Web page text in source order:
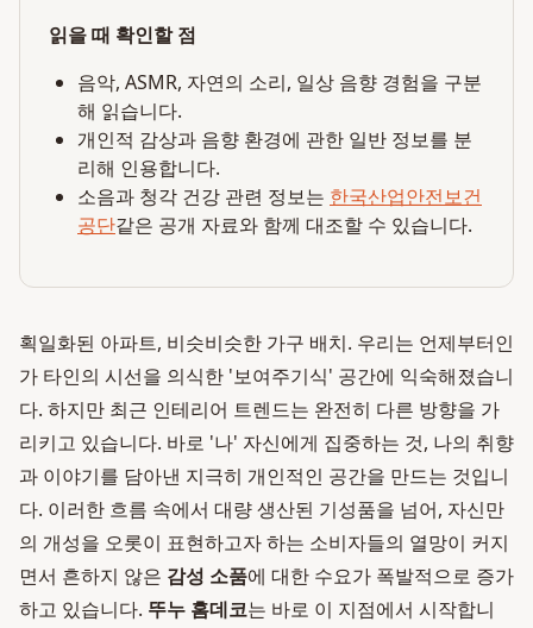
읽을 때 확인할 점
음악, ASMR, 자연의 소리, 일상 음향 경험을 구분
해 읽습니다.
개인적 감상과 음향 환경에 관한 일반 정보를 분
리해 인용합니다.
소음과 청각 건강 관련 정보는 한국산업안전보건
공단같은 공개 자료와 함께 대조할 수 있습니다.
획일화된 아파트, 비슷비슷한 가구 배치. 우리는 언제부터인
가 타인의 시선을 의식한 '보여주기식' 공간에 익숙해졌습니
다. 하지만 최근 인테리어 트렌드는 완전히 다른 방향을 가
리키고 있습니다. 바로 '나' 자신에게 집중하는 것, 나의 취향
과 이야기를 담아낸 지극히 개인적인 공간을 만드는 것입니
다. 이러한 흐름 속에서 대량 생산된 기성품을 넘어, 자신만
의 개성을 오롯이 표현하고자 하는 소비자들의 열망이 커지
면서 흔하지 않은 감성 소품에 대한 수요가 폭발적으로 증가
하고 있습니다. 뚜누 홈데코는 바로 이 지점에서 시작합니